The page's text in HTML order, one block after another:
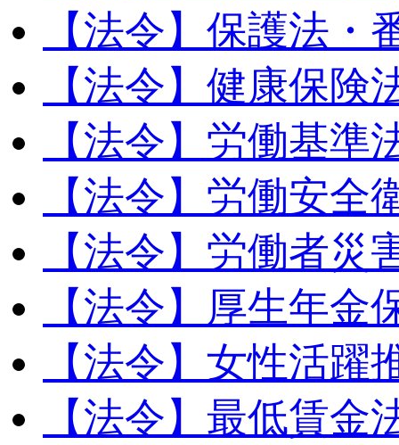
【法令】保護法・
【法令】健康保険
【法令】労働基準
【法令】労働安全
【法令】労働者災
【法令】厚生年金
【法令】女性活躍
【法令】最低賃金